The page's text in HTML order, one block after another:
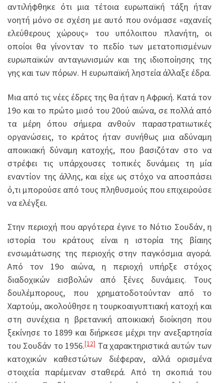
αντιλήφθηκε ότι μια τέτοια ευρωπαϊκή τάξη ήταν
νοητή μόνο σε σχέση με αυτό που ονόμασε «αχανείς
ελεύθερους χώρους» του υπόλοιπου πλανήτη, οι
οποίοι θα γίνονταν το πεδίο των μετατοπισμένων
ευρωπαϊκών ανταγωνισμών και της ιδιοποίησης της
γης και των πόρων. Η ευρωπαϊκή ληστεία άλλαξε έδρα.
Μια από τις νέες έδρες της θα ήταν η Αφρική. Κατά τον
19ο και το πρώτο μισό του 20ού αιώνα, σε πολλά από
τα μέρη όπου σήμερα ανθούν παραστρατιωτικές
οργανώσεις, το κράτος ήταν συνήθως μια αδύναμη
αποικιακή δύναμη κατοχής, που βασιζόταν στο να
στρέφει τις υπάρχουσες τοπικές δυνάμεις τη μία
εναντίον της άλλης, και είχε ως στόχο να αποσπάσει
ό,τι μπορούσε από τους πληθυσμούς που επιχειρούσε
να ελέγξει.
Στην περιοχή που αργότερα έγινε το Νότιο Σουδάν, η
ιστορία του κράτους είναι η ιστορία της βίαιης
ενσωμάτωσης της περιοχής στην παγκόσμια αγορά.
Από τον 19ο αιώνα, η περιοχή υπήρξε στόχος
διαδοχικών εισβολών από ξένες δυνάμεις. Τους
δουλέμπορους, που χρηματοδοτούνταν από το
Χαρτούμ, ακολούθησε η τουρκοαιγυπτιακή κατοχή και
στη συνέχεια η βρετανική αποικιακή διοίκηση που
ξεκίνησε το 1899 και διήρκεσε μέχρι την ανεξαρτησία
του Σουδάν το 1956.[12]Τα χαρακτηριστικά αυτών των
κατοχικών καθεστώτων διέφεραν, αλλά ορισμένα
στοιχεία παρέμεναν σταθερά. Από τη σκοπιά του